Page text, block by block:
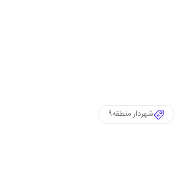
شهردار منطقه۹